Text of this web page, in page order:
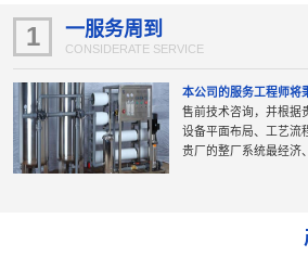
1 一服务周到
CONSIDERATE SERVICE
本公司的服务工程师将
售前技术咨询，并根据
设备平面布局、工艺流
贵厂的整厂系统最经济